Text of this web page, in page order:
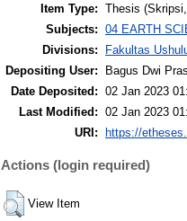
Item Type: Thesis
Subjects: 04 EARTH
Divisions:
Fakultas
Depositing User:
Bagus Dwi
Date Deposited: 02 Jan 2023
Last Modified: 02 Jan 2023
URI:
https://
Actions (login required)
View Item